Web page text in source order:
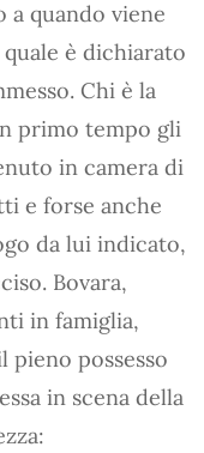
a quando viene
è dichiarato
Chi è la
primo tempo gli
in camera di
e forse anche
da lui indicato,
Bovara,
in famiglia,
possesso
in scena della